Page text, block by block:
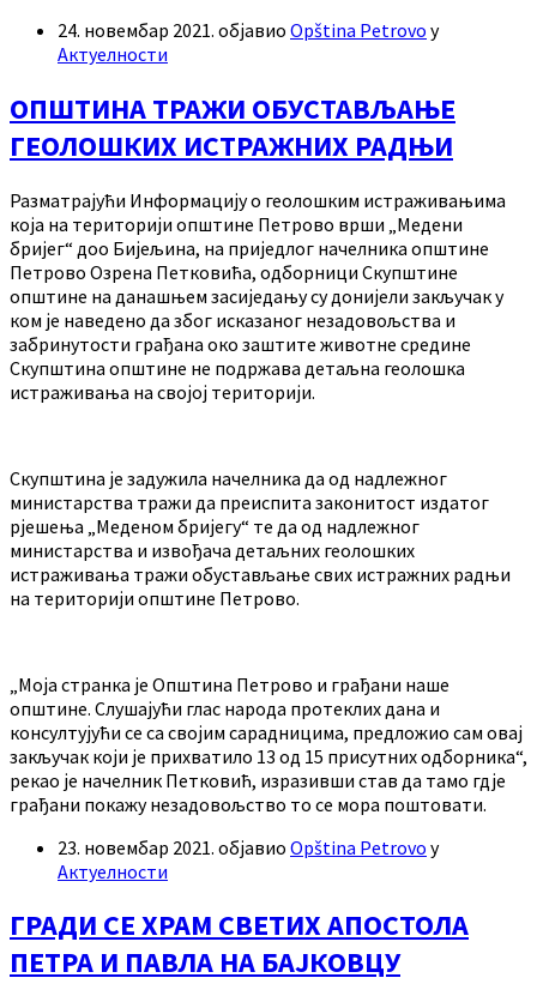
24. новембар 2021. објавио Opština Petrovo у
Актуелности
ОПШТИНА ТРАЖИ ОБУСТАВЉАЊЕ
ГЕОЛОШКИХ ИСТРАЖНИХ РАДЊИ
Разматрајући Информацију о геолошким истраживањима
која на територији општине Петрово врши „Медени
бријег“ доо Бијељина, на приједлог начелника општине
Петрово Озрена Петковића, одборници Скупштине
општине на данашњем засиједању су донијели закључак у
ком је наведено да због исказаног незадовољства и
забринутости грађана око заштите животне средине
Скупштина општине не подржава детаљна геолошка
истраживања на својој територији.
Скупштина је задужила начелника да од надлежног
министарства тражи да преиспита законитост издатог
рјешења „Меденом бријегу“ те да од надлежног
министарства и извођача детаљних геолошких
истраживања тражи обустављање свих истражних радњи
на територији општине Петрово.
„Моја странка је Општина Петрово и грађани наше
општине. Слушајући глас народа протеклих дана и
консултујући се са својим сарадницима, предложио сам овај
закључак који је прихватило 13 од 15 присутних одборника“,
рекао је начелник Петковић, изразивши став да тамо гдје
грађани покажу незадовољство то се мора поштовати.
23. новембар 2021. објавио Opština Petrovo у
Актуелности
ГРАДИ СЕ ХРАМ СВЕТИХ АПОСТОЛА
ПЕТРА И ПАВЛА НА БАЈКОВЦУ